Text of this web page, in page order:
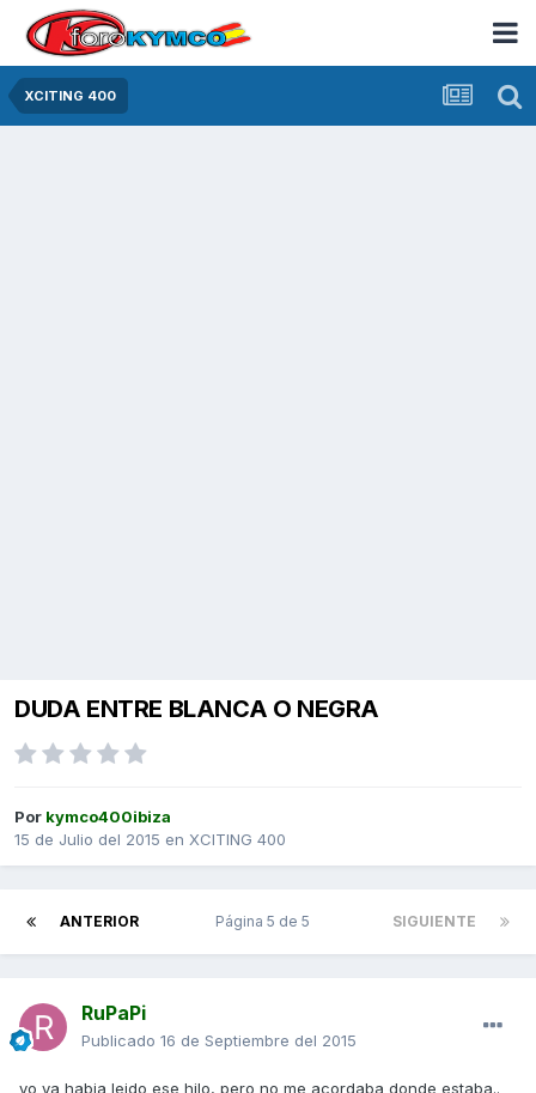
XCITING 400
DUDA ENTRE BLANCA O NEGRA
Por kymco400ibiza
15 de Julio del 2015 en XCITING 400
ANTERIOR SIGUIENTE
Página 5 de 5
RuPaPi
Publicado 16 de Septiembre del 2015
yo ya habia leido ese hilo, pero no me acordaba donde estaba..